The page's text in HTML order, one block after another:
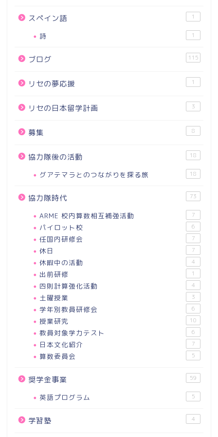
スペイン語 1
詩 1
ブログ 115
リセの夢応援 1
リセの日本留学計画 3
募集 8
協力隊後の活動 18
グアテマラとのつながりを探る旅 18
協力隊時代 73
ARME 校内算数相互補強活動 7
パイロット校 6
任国内研修会 7
休日 7
休暇中の活動 4
出前研修 1
四則計算強化活動 4
土曜授業 3
学年別教員研修会 6
授業研究 10
教員対象学力テスト 6
日本文化紹介 7
算数委員会 5
奨学金事業 59
英語プログラム 5
学習塾 4